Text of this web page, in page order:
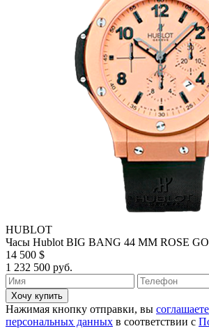
HUBLOT
Часы Hublot BIG BANG 44 MM ROSE
14 500 $
1 232 500 руб.
Хочу купить
Нажимая кнопку отправки, вы
персональных данных в соответствии с